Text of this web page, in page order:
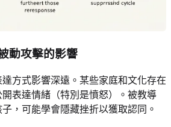
動攻擊的影響
方式影響深遠。某些家庭和文化存在
表達情緒（特別是憤怒）。被教導
子，可能學會隱藏挫折以獲取認同。